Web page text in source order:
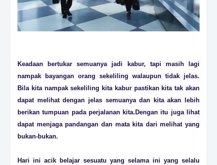
Keadaan bertukar semuanya jadi kabur, tapi masih lagi
nampak bayangan orang sekeliling walaupun tidak jelas.
Bila kita nampak sekeliling kita kabur pastikan kita tak akan
dapat melihat dengan jelas semuanya dan kita akan lebih
berikan tumpuan pada perjalanan kita.Dengan itu juga lihat
dapat menjaga pandangan dan mata kita dari melihat yang
bukan-bukan.
Hari ini acik belajar sesuatu yang selama ini yang selalu